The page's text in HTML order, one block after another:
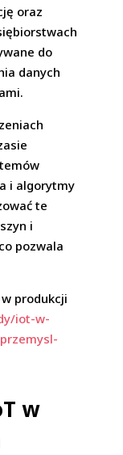
oraz
do
danych
i algorytmy
te
i
pozwala
produkcji
iot-w-
w